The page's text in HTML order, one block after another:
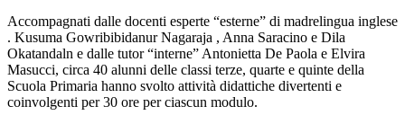
Accompagnati dalle docenti esperte “esterne” di madrelingua inglese
. Kusuma Gowribibidanur Nagaraja , Anna Saracino e Dila
Okatandaln e dalle tutor “interne” Antonietta De Paola e Elvira
Masucci, circa 40 alunni delle classi terze, quarte e quinte della
Scuola Primaria hanno svolto attività didattiche divertenti e
coinvolgenti per 30 ore per ciascun modulo.